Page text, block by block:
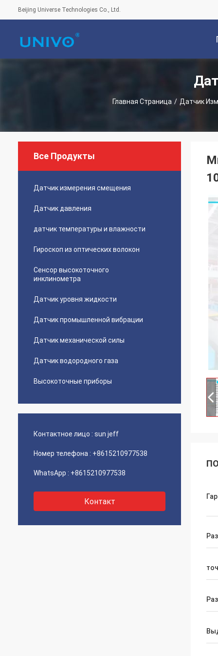
Beijing Universe Technologies Co., Ltd.
Главная Страница / Датчик
Все Продукты
Датчик измерения смещения
Датчик давления
датчик температуры и влажности
Гироскоп из оптических волокон
Сенсор высокоточного
инклинометра
Датчик уровня жидкости
Датчик промышленной вибрации
Датчик механической силы
Датчик водородного газа
Высокоточные приборы
Контактное лицо : sun jeff
Номер телефона : +8615210977538
WhatsApp : +8615210977538
Контакт